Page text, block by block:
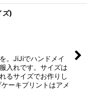
ズ)
。JiJiでハンドメイ
入れです。サイズは
るサイズでお作りし
ーキプリントはアメ